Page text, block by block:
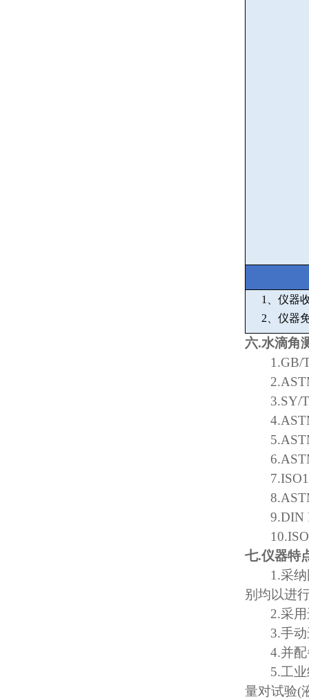
1
、仪器
2 、仪器
六.水滴角
1.GB/
3.SY/
9.DIN
七.仪器特
1.采
别均以进
2.采
3.手
4.并
5.工
量对试验(